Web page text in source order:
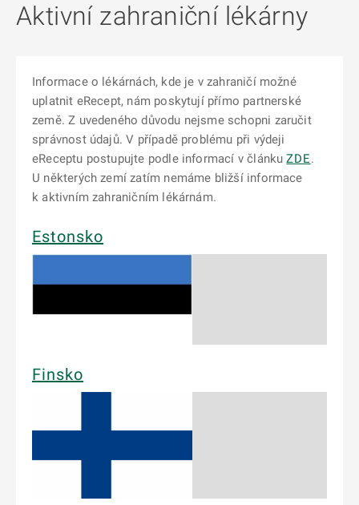
Aktivní zahraniční lékárny
Informace o lékárnách, kde je v zahraničí možné
uplatnit eRecept, nám poskytují přímo partnerské
země. Z uvedeného důvodu nejsme schopni zaručit
správnost údajů. V případě problému při výdeji
eReceptu postupujte podle informací v článkuZDE.
U některých zemí zatím nemáme bližší informace
k aktivním zahraničním lékárnám.
Estonsko
Finsko